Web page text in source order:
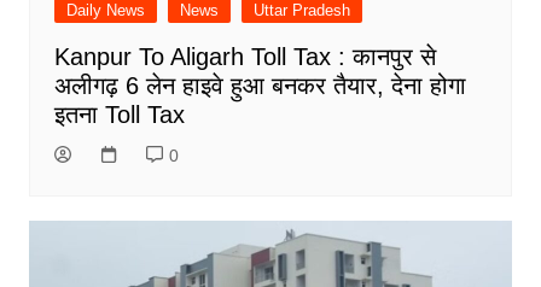
Daily News News Uttar Pradesh
Kanpur To Aligarh Toll Tax : कानपुर से
अलीगढ़ 6 लेन हाइवे हुआ बनकर तैयार, देना होगा
इतना Toll Tax
0